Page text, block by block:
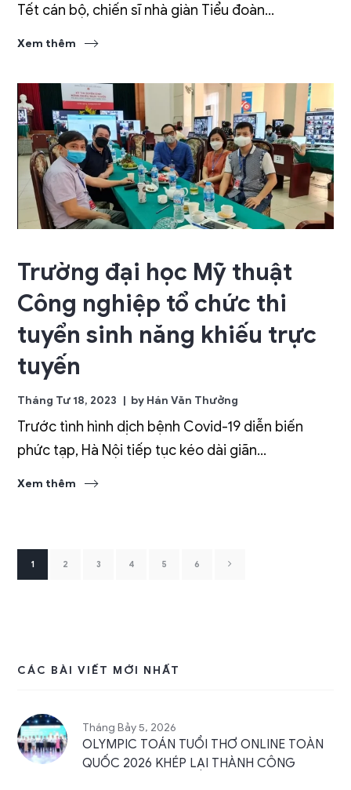
Tết cán bộ, chiến sĩ nhà giàn Tiểu đoàn...
Xem thêm
Trường đại học Mỹ thuật
Công nghiệp tổ chức thi
tuyển sinh năng khiếu trực
tuyến
Tháng Tư 18, 2023 by Hán Văn Thưởng
Trước tình hình dịch bệnh Covid-19 diễn biến
phức tạp, Hà Nội tiếp tục kéo dài giãn...
Xem thêm
1 2 3 4 5 6
CÁC BÀI VIẾT MỚI NHẤT
Tháng Bảy 5, 2026
OLYMPIC TOÁN TUỔI THƠ ONLINE TOÀN
QUỐC 2026 KHÉP LẠI THÀNH CÔNG